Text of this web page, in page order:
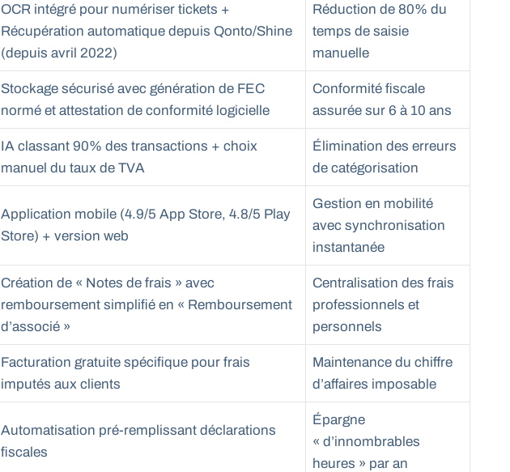
OCR intégré pour numériser tickets +
Récupération automatique depuis Qonto/Shine
(depuis avril 2022)
Réduction de 80% du
temps de saisie
manuelle
Stockage sécurisé avec génération de FEC
normé et attestation de conformité logicielle
Conformité fiscale
assurée sur 6 à 10 ans
IA classant 90% des transactions + choix
manuel du taux de TVA
Élimination des erreurs
de catégorisation
Application mobile (4.9/5 App Store, 4.8/5 Play
Store) + version web
Gestion en mobilité
avec synchronisation
instantanée
Création de « Notes de frais » avec
remboursement simplifié en « Remboursement
d’associé »
Centralisation des frais
professionnels et
personnels
Facturation gratuite spécifique pour frais
imputés aux clients
Maintenance du chiffre
d’affaires imposable
Automatisation pré-remplissant déclarations
fiscales
Épargne
« d’innombrables
heures » par an